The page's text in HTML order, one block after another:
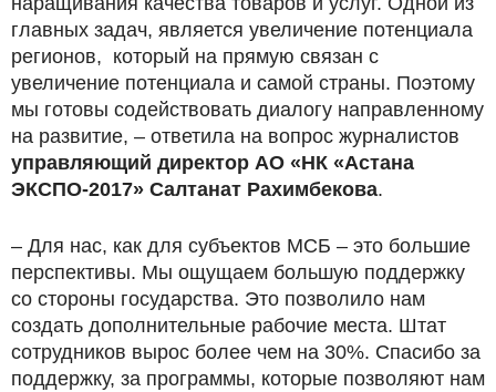
главных задач, является увеличение потенциала
регионов, который на прямую связан с
увеличение потенциала и самой страны. Поэтому
мы готовы содействовать диалогу направленному
на развитие, – ответила на вопрос журналистов
управляющий директор АО «НК «Астана
ЭКСПО-2017» Салтанат Рахимбекова.
– Для нас, как для субъектов МСБ – это большие
перспективы. Мы ощущаем большую поддержку
со стороны государства. Это позволило нам
создать дополнительные рабочие места. Штат
сотрудников вырос более чем на 30%. Спасибо за
поддержку, за программы, которые позволяют нам